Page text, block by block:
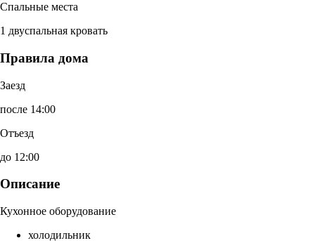
Спальные места
1 двуспальная кровать
Правила дома
Заезд
после 14:00
Отъезд
до 12:00
Описание
Кухонное оборудование
холодильник